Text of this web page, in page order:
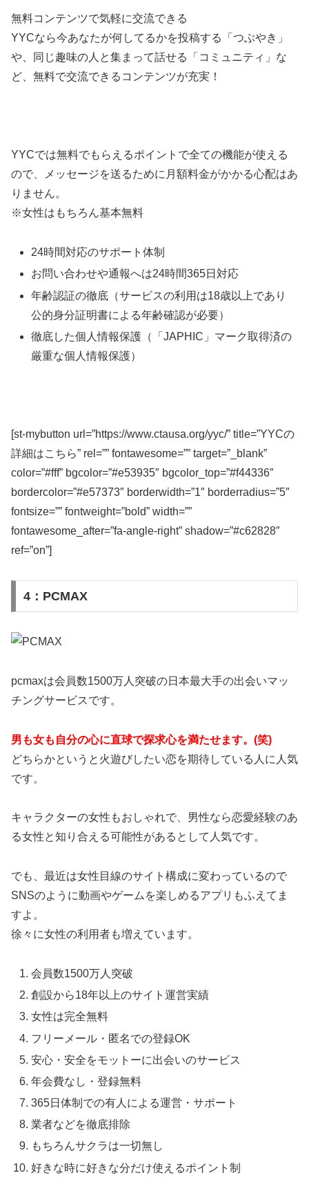
無料コンテンツで気軽に交流できる
YYCなら今あなたが何してるかを投稿する「つぶやき」
や、同じ趣味の人と集まって話せる「コミュニティ」な
ど、無料で交流できるコンテンツが充実！
YYCでは無料でもらえるポイントで全ての機能が使える
ので、メッセージを送るために月額料金がかかる心配はあ
りません。
※女性はもちろん基本無料
24時間対応のサポート体制
お問い合わせや通報へは24時間365日対応
年齢認証の徹底（サービスの利用は18歳以上であり
公的身分証明書による年齢確認が必要）
徹底した個人情報保護（「JAPHIC」マーク取得済の
厳重な個人情報保護）
[st-mybutton url=”https://www.ctausa.org/yyc/” title=”YYCの
詳細はこちら” rel=”” fontawesome=”” target=”_blank”
color=”#fff” bgcolor=”#e53935″ bgcolor_top=”#f44336″
bordercolor=”#e57373″ borderwidth=”1″ borderradius=”5″
fontsize=”” fontweight=”bold” width=””
fontawesome_after=”fa-angle-right” shadow=”#c62828″
ref=”on”]
4：PCMAX
pcmaxは会員数1500万人突破の日本最大手の出会いマッ
チングサービスです。
男も女も自分の心に直球で探求心を満たせます。(笑)
どちらかというと火遊びしたい恋を期待している人に人気
です。
キャラクターの女性もおしゃれで、男性なら恋愛経験のあ
る女性と知り合える可能性があるとして人気です。
でも、最近は女性目線のサイト構成に変わっているので
SNSのように動画やゲームを楽しめるアプリもふえてま
すよ。
徐々に女性の利用者も増えています。
会員数1500万人突破
創設から18年以上のサイト運営実績
女性は完全無料
フリーメール・匿名での登録OK
安心・安全をモットーに出会いのサービス
年会費なし・登録無料
365日体制での有人による運営・サポート
業者などを徹底排除
もちろんサクラは一切無し
好きな時に好きな分だけ使えるポイント制